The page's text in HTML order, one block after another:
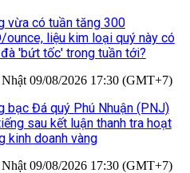
vừa có tuần tăng 300
ounce, liệu kim loại quý này có
'bứt tốc' trong tuần tới?
09/08/2026 17:30 (GMT+7)
bạc Đá quý Phú Nhuận (PNJ)
sau kết luận thanh tra hoạt
kinh doanh vàng
09/08/2026 17:30 (GMT+7)